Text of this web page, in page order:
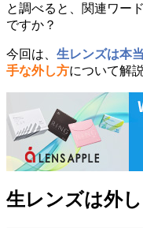
と調べると、関連ワー
ですか？
今回は、 生レンズは本
手な外し方について解
生レンズは外